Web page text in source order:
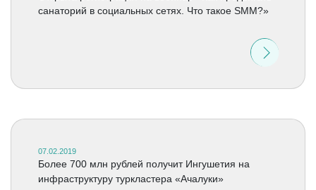
санаторий в социальных сетях. Что такое SMM?»
07.02.2019
Более 700 млн рублей получит Ингушетия на
инфраструктуру туркластера «Ачалуки»